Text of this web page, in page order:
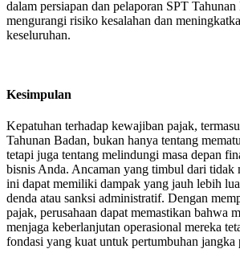
dalam persiapan dan pelaporan SPT Tahunan
mengurangi risiko kesalahan dan
keseluruhan.
Kesimpulan
Kepatuhan terhadap kewajiban pajak,
Tahunan Badan, bukan hanya tentang
tetapi juga tentang melindungi masa depan
bisnis Anda. Ancaman yang timbul dari tidak
ini dapat memiliki dampak yang jauh lebih
denda atau sanksi administratif. Dengan
pajak, perusahaan dapat memastikan bahwa
menjaga keberlanjutan operasional mereka
fondasi yang kuat untuk pertumbuhan jangka